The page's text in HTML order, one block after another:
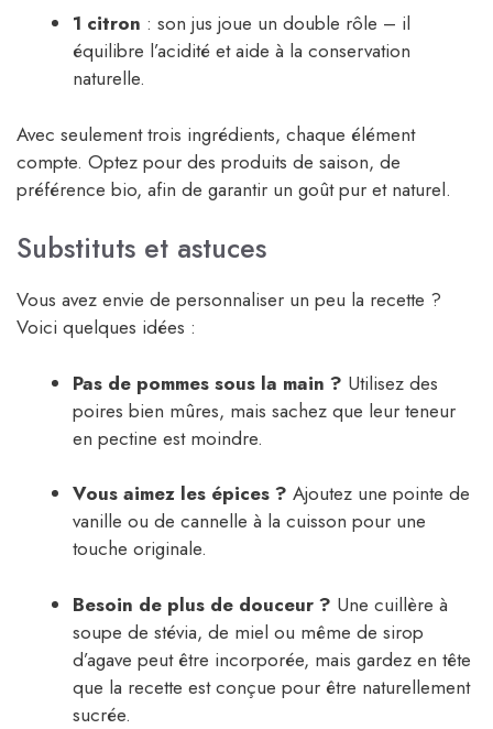
1 citron : son jus joue un double rôle – il
équilibre l’acidité et aide à la conservation
naturelle.
Avec seulement trois ingrédients, chaque élément
compte. Optez pour des produits de saison, de
préférence bio, afin de garantir un goût pur et naturel.
Substituts et astuces
Vous avez envie de personnaliser un peu la recette ?
Voici quelques idées :
Pas de pommes sous la main ? Utilisez des
poires bien mûres, mais sachez que leur teneur
en pectine est moindre.
Vous aimez les épices ? Ajoutez une pointe de
vanille ou de cannelle à la cuisson pour une
touche originale.
Besoin de plus de douceur ? Une cuillère à
soupe de stévia, de miel ou même de sirop
d’agave peut être incorporée, mais gardez en tête
que la recette est conçue pour être naturellement
sucrée.